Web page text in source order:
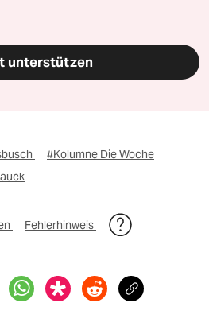
unterstützen
#Kolumne Die Woche
Fehlerhinweis